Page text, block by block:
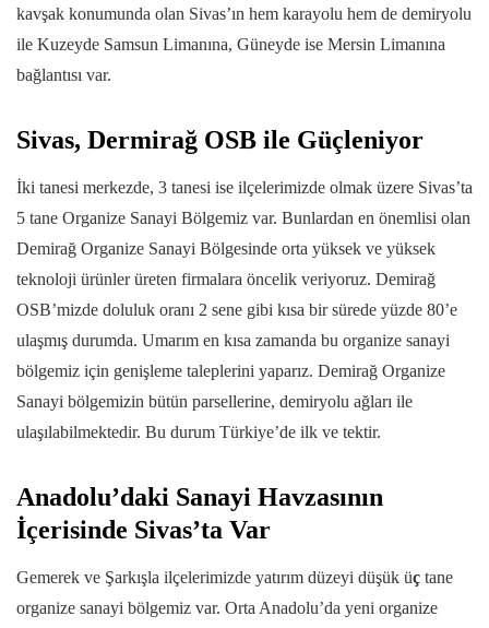
kavşak konumunda olan Sivas’ın hem karayolu hem de demiryolu
ile Kuzeyde Samsun Limanına, Güneyde ise Mersin Limanına
bağlantısı var.
Sivas, Dermirağ OSB ile Güçleniyor
İki tanesi merkezde, 3 tanesi ise ilçelerimizde olmak üzere Sivas’ta
5 tane Organize Sanayi Bölgemiz var. Bunlardan en önemlisi olan
Demirağ Organize Sanayi Bölgesinde orta yüksek ve yüksek
teknoloji ürünler üreten firmalara öncelik veriyoruz. Demirağ
OSB’mizde doluluk oranı 2 sene gibi kısa bir sürede yüzde 80’e
ulaşmış durumda. Umarım en kısa zamanda bu organize sanayi
bölgemiz için genişleme taleplerini yaparız. Demirağ Organize
Sanayi bölgemizin bütün parsellerine, demiryolu ağları ile
ulaşılabilmektedir. Bu durum Türkiye’de ilk ve tektir.
Anadolu’daki Sanayi Havzasının
İçerisinde Sivas’ta Var
Gemerek ve Şarkışla ilçelerimizde yatırım düzeyi düşük üç tane
organize sanayi bölgemiz var. Orta Anadolu’da yeni organize